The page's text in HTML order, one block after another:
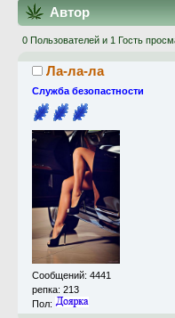
Автор
0 Пользователей и 1 Гость
Ла-ла-ла
Служба безопастности
Сообщений: 4441
репка: 213
Пол: